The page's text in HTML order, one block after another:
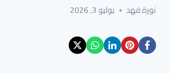
نورة فهد يوليو 3, 2026